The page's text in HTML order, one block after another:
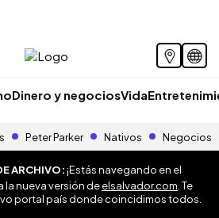
Dinero y negociosVida
Peter Parker Nativos Negocios
ARCHIVO:¡Estás navegando en el
la nueva versión deelsalvador.com . Te
portal país donde coincidimos todos.